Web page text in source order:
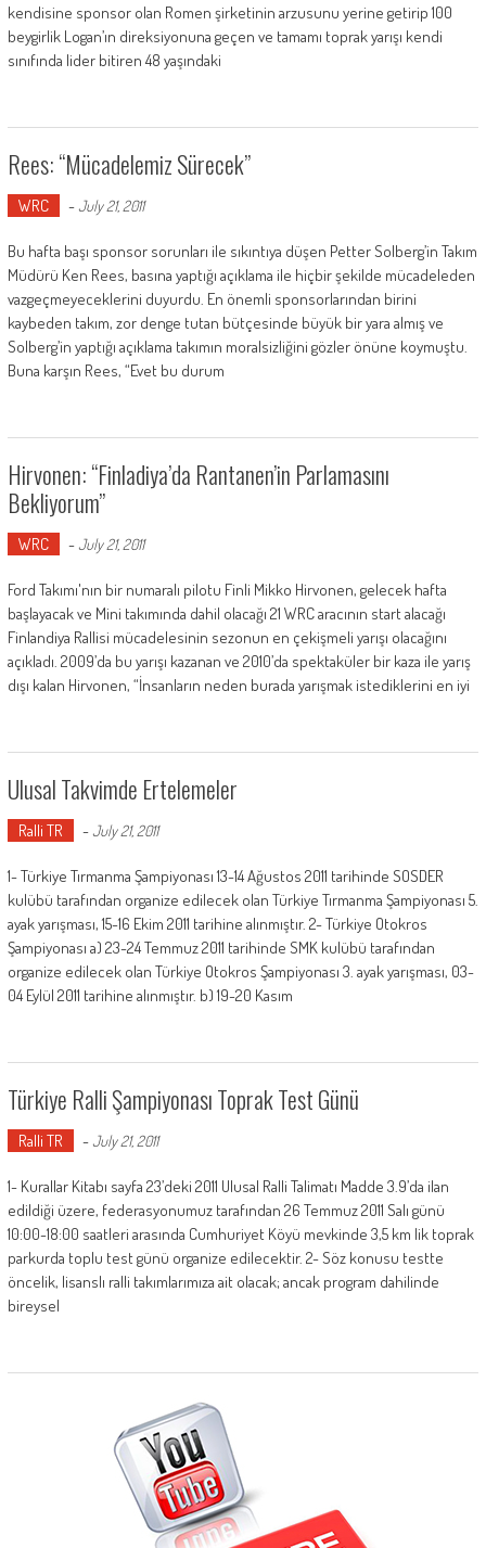
kendisine sponsor olan Romen şirketinin arzusunu yerine getirip 100
beygirlik Logan’ın direksiyonuna geçen ve tamamı toprak yarışı kendi
sınıfında lider bitiren 48 yaşındaki
Rees: “Mücadelemiz Sürecek”
WRC -July 21, 2011
Bu hafta başı sponsor sorunları ile sıkıntıya düşen Petter Solberg’in Takım
Müdürü Ken Rees, basına yaptığı açıklama ile hiçbir şekilde mücadeleden
vazgeçmeyeceklerini duyurdu. En önemli sponsorlarından birini
kaybeden takım, zor denge tutan bütçesinde büyük bir yara almış ve
Solberg’in yaptığı açıklama takımın moralsizliğini gözler önüne koymuştu.
Buna karşın Rees, “Evet bu durum
Hirvonen: “Finladiya’da Rantanen’in Parlamasını
Bekliyorum”
WRC -July 21, 2011
Ford Takımı'nın bir numaralı pilotu Finli Mikko Hirvonen, gelecek hafta
başlayacak ve Mini takımında dahil olacağı 21 WRC aracının start alacağı
Finlandiya Rallisi mücadelesinin sezonun en çekişmeli yarışı olacağını
açıkladı. 2009’da bu yarışı kazanan ve 2010’da spektaküler bir kaza ile yarış
dışı kalan Hirvonen, “İnsanların neden burada yarışmak istediklerini en iyi
Ulusal Takvimde Ertelemeler
Ralli TR -July 21, 2011
1- Türkiye Tırmanma Şampiyonası 13-14 Ağustos 2011 tarihinde SOSDER
kulübü tarafından organize edilecek olan Türkiye Tırmanma Şampiyonası 5.
ayak yarışması, 15-16 Ekim 2011 tarihine alınmıştır. 2- Türkiye Otokros
Şampiyonası a) 23-24 Temmuz 2011 tarihinde SMK kulübü tarafından
organize edilecek olan Türkiye Otokros Şampiyonası 3. ayak yarışması, 03-
04 Eylül 2011 tarihine alınmıştır. b) 19-20 Kasım
Türkiye Ralli Şampiyonası Toprak Test Günü
Ralli TR -July 21, 2011
1- Kurallar Kitabı sayfa 23’deki 2011 Ulusal Ralli Talimatı Madde 3.9’da ilan
edildiği üzere, federasyonumuz tarafından 26 Temmuz 2011 Salı günü
10:00-18:00 saatleri arasında Cumhuriyet Köyü mevkinde 3,5 km lik toprak
parkurda toplu test günü organize edilecektir. 2- Söz konusu testte
öncelik, lisanslı ralli takımlarımıza ait olacak; ancak program dahilinde
bireysel